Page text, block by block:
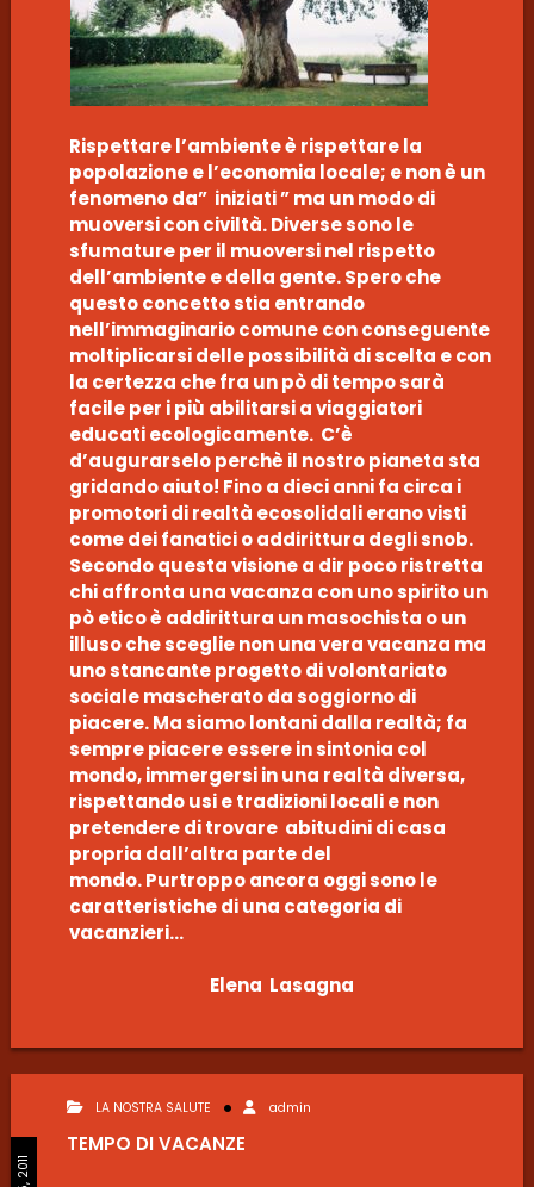
Rispettare l’ambiente è rispettare la
popolazione e l’economia locale; e non è un
fenomeno da” iniziati ” ma un modo di
muoversi con civiltà. Diverse sono le
sfumature per il muoversi nel rispetto
dell’ambiente e della gente. Spero che
questo concetto stia entrando
nell’immaginario comune con conseguente
moltiplicarsi delle possibilità di scelta e con
la certezza che fra un pò di tempo sarà
facile per i più abilitarsi a viaggiatori
educati ecologicamente. C’è
d’augurarselo perchè il nostro pianeta sta
gridando aiuto! Fino a dieci anni fa circa i
promotori di realtà ecosolidali erano visti
come dei fanatici o addirittura degli snob.
Secondo questa visione a dir poco ristretta
chi affronta una vacanza con uno spirito un
pò etico è addirittura un masochista o un
illuso che sceglie non una vera vacanza ma
uno stancante progetto di volontariato
sociale mascherato da soggiorno di
piacere. Ma siamo lontani dalla realtà; fa
sempre piacere essere in sintonia col
mondo, immergersi in una realtà diversa,
rispettando usi e tradizioni locali e non
pretendere di trovare abitudini di casa
propria dall’altra parte del
mondo. Purtroppo ancora oggi sono le
caratteristiche di una categoria di
vacanzieri…
Elena Lasagna
LA NOSTRA SALUTE admin
TEMPO DI VACANZE